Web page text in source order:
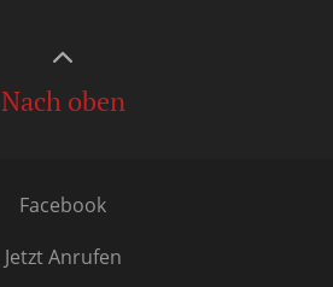
Nach oben
Facebook
Jetzt Anrufen